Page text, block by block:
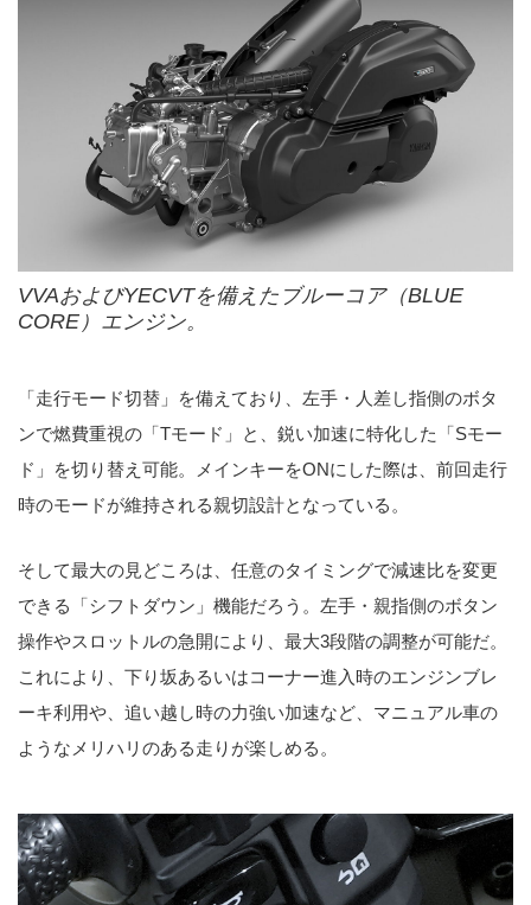
VVAおよびYECVTを備えたブルーコア（BLUE
CORE）エンジン。
「走行モード切替」を備えており、左手・人差し指側のボタ
ンで燃費重視の「Tモード」と、鋭い加速に特化した「Sモー
ド」を切り替え可能。メインキーをONにした際は、前回走行
時のモードが維持される親切設計となっている。
そして最大の見どころは、任意のタイミングで減速比を変更
できる「シフトダウン」機能だろう。左手・親指側のボタン
操作やスロットルの急開により、最大3段階の調整が可能だ。
これにより、下り坂あるいはコーナー進入時のエンジンブレ
ーキ利用や、追い越し時の力強い加速など、マニュアル車の
ようなメリハリのある走りが楽しめる。